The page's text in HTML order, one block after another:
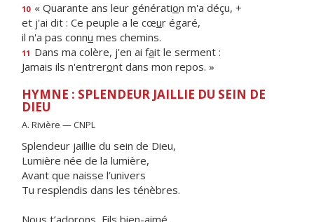
10 « Quarante ans leur génération m'a déçu, +
et j'ai dit : Ce peuple a le cœur égaré,
il n'a pas connu mes chemins.
11 Dans ma colère, j'en ai fait le serment :
Jamais ils n'entreront dans mon repos. »
HYMNE : SPLENDEUR JAILLIE DU SEIN DE
DIEU
A. Rivière — CNPL
Splendeur jaillie du sein de Dieu,
Lumière née de la lumière,
Avant que naisse l’univers
Tu resplendis dans les ténèbres.
Nous t’adorons, Fils bien-aimé,